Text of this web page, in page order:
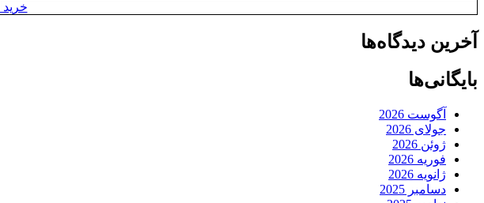
آخرین دیدگاه‌ها
بایگانی‌ها
آگوست 2026
جولای 2026
ژوئن 2026
فوریه 2026
ژانویه 2026
دسامبر 2025